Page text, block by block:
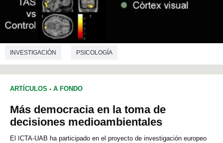
INVESTIGACIÓN PSICOLOGÍA
ARTÍCULOS - A FONDO
Más democracia en la toma de
decisiones medioambientales
El ICTA-UAB ha participado en el proyecto de investigación europeo